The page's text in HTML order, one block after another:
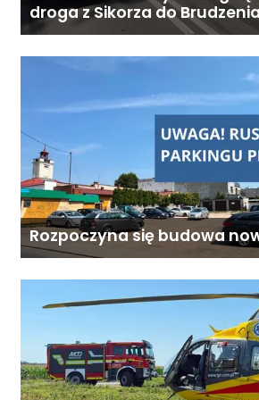
droga z Sikorza do
zablokowana
Rozpoczyna się budowa